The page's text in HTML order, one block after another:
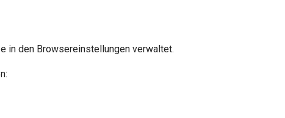
in den Browsereinstellungen verwaltet.